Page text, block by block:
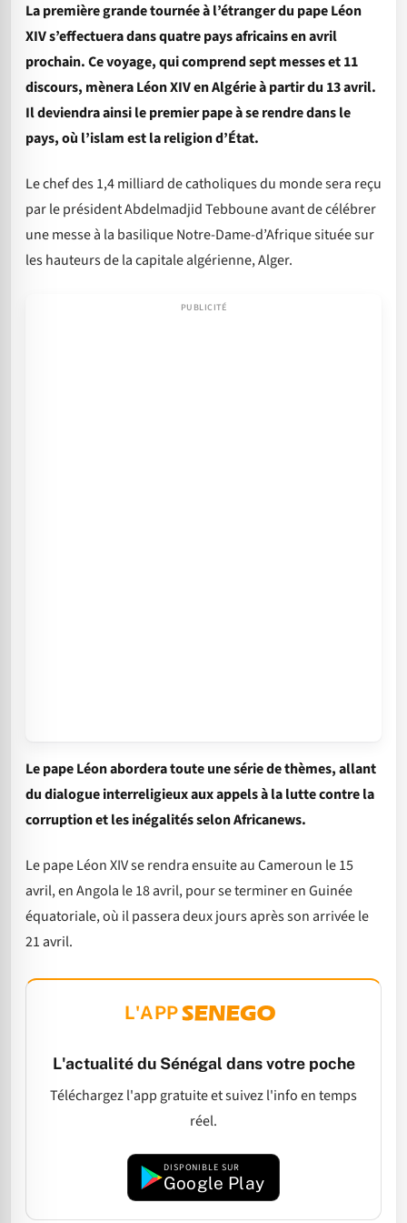
La première grande tournée à l’étranger du pape Léon
XIV s’effectuera dans quatre pays africains en avril
prochain. Ce voyage, qui comprend sept messes et 11
discours, mènera Léon XIV en Algérie à partir du 13 avril.
Il deviendra ainsi le premier pape à se rendre dans le
pays, où l’islam est la religion d’État.
Le chef des 1,4 milliard de catholiques du monde sera reçu
par le président Abdelmadjid Tebboune avant de célébrer
une messe à la basilique Notre-Dame-d’Afrique située sur
les hauteurs de la capitale algérienne, Alger.
Le pape Léon abordera toute une série de thèmes, allant
du dialogue interreligieux aux appels à la lutte contre la
corruption et les inégalités selon Africanews.
Le pape Léon XIV se rendra ensuite au Cameroun le 15
avril, en Angola le 18 avril, pour se terminer en Guinée
équatoriale, où il passera deux jours après son arrivée le
21 avril.
L'APP
L'actualité du Sénégal dans votre poche
Téléchargez l'app gratuite et suivez l'info en temps
réel.
DISPONIBLE SUR
Google Play